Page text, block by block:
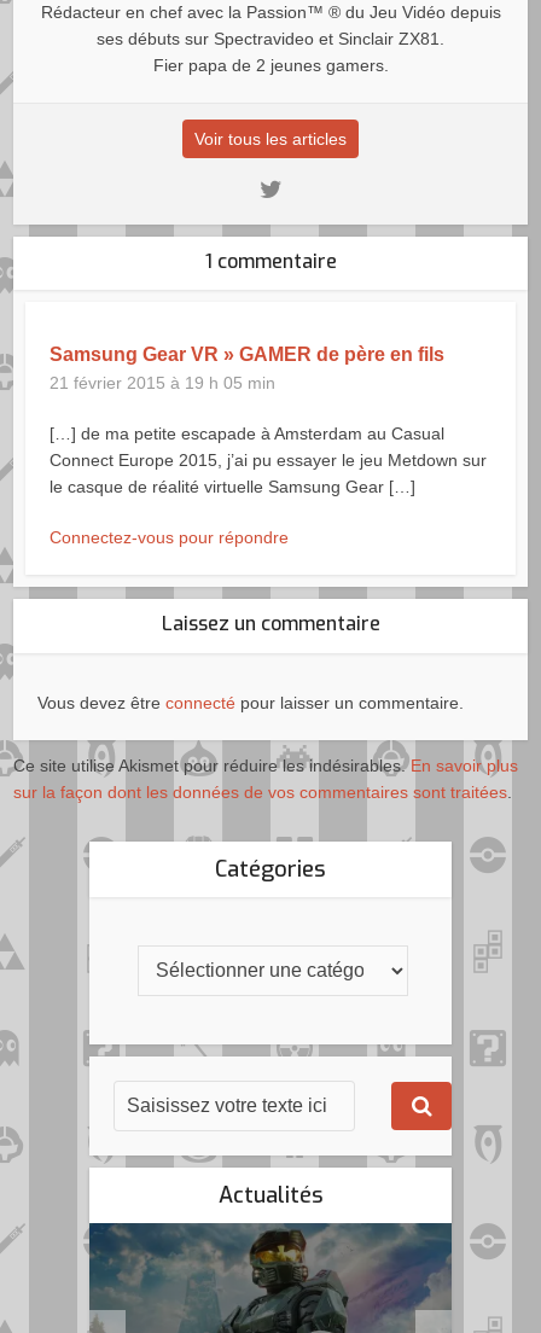
Rédacteur en chef avec la Passion™ ® du Jeu Vidéo depuis
ses débuts sur Spectravideo et Sinclair ZX81.
Fier papa de 2 jeunes gamers.
Voir tous les articles
1 commentaire
Samsung Gear VR » GAMER de père en fils
21 février 2015 à 19 h 05 min
[…] de ma petite escapade à Amsterdam au Casual
Connect Europe 2015, j’ai pu essayer le jeu Metdown sur
le casque de réalité virtuelle Samsung Gear […]
Connectez-vous pour répondre
Laissez un commentaire
Vous devez êtreconnecté pour laisser un commentaire.
Ce site utilise Akismet pour réduire les indésirables.En savoir plus
sur la façon dont les données de vos commentaires sont traitées
Catégories
Actualités